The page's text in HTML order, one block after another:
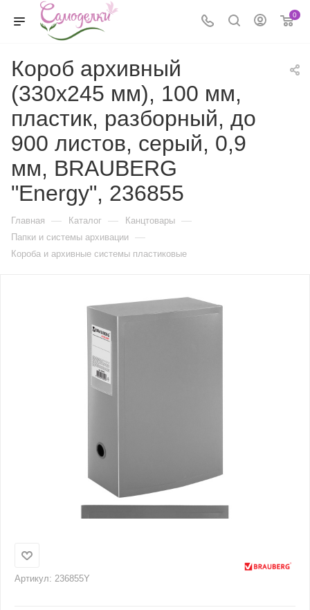
0
Короб архивный
(330х245 мм), 100 мм,
пластик, разборный, до
900 листов, серый, 0,9
мм, BRAUBERG
"Energy", 236855
Главная — Каталог — Канцтовары —
Папки и системы архивации —
Короба и архивные системы пластиковые
Артикул: 236855Y